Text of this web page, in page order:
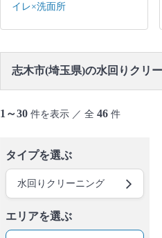
イレ×洗面所
志木市(埼玉県)の水回りクリ
1～30 件を表示 ／ 全 46 件
タイプを選ぶ
水回りクリーニング
エリアを選ぶ